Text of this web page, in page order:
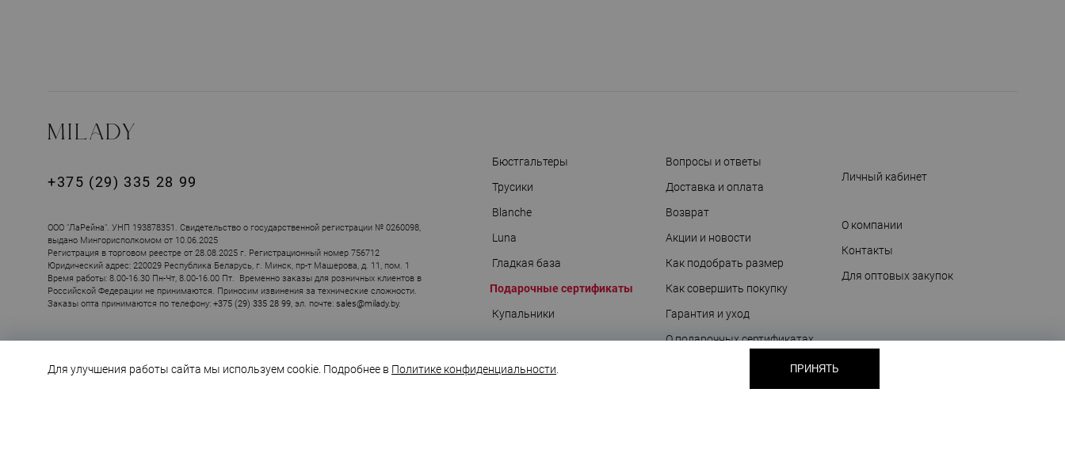
ПОХОЖИЕ ТОВАРЫ
+375 (29) 335 28 99
ООО "ЛаРейна". УНП 193878351. Свидетельство о государственной регистрации № 0260098,
выдано Мингорисполкомом от 10.06.2025
Регистрация в торговом реестре от 28.08.2025 г. Регистрационный номер 756712
Юридический адрес: 220029 Республика Беларусь, г. Минск, пр-т Машерова, д. 11, пом. 1
Время работы: 8.00-16.30 Пн-Чт, 8.00-16.00 Пт. Временно заказы для розничных клиентов в
Российской Федерации не принимаются. Приносим извинения за технические сложности.
Заказы опта принимаются по телефону: +375 (29) 335 28 99 , эл. почте: sales@milady.by.
Бюстгальтеры
Трусики
Blanche
Luna
Гладкая база
Подарочные сертификаты
Купальники
Вопросы и ответы
Доставка и оплата
Возврат
Акции и новости
Как подобрать размер
Как совершить покупку
Гарантия и уход
О подарочных сертификатах
Личный кабинет
О компании
Контакты
Для оптовых закупок
Для улучшения работы сайта мы используем cookie. Подробнее в Политике конфиденциальности ПРИНЯТЬ